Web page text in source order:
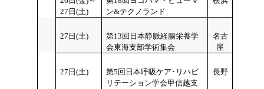
27日(土)
ン&テクノランド
27日(土)
第13回日本静脈経腸栄養学
会東海支部学術集会
名古
屋
27日(土)
第5回日本呼吸ケア･リハビ
リテーション学会甲信越支
長野